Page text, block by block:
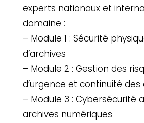
experts nationaux et
domaine :
– Module 1 : Sécurité
d’archives
– Module 2 : Gestion des
d’urgence et continuité des
– Module 3 : Cybersécurité
archives numériques